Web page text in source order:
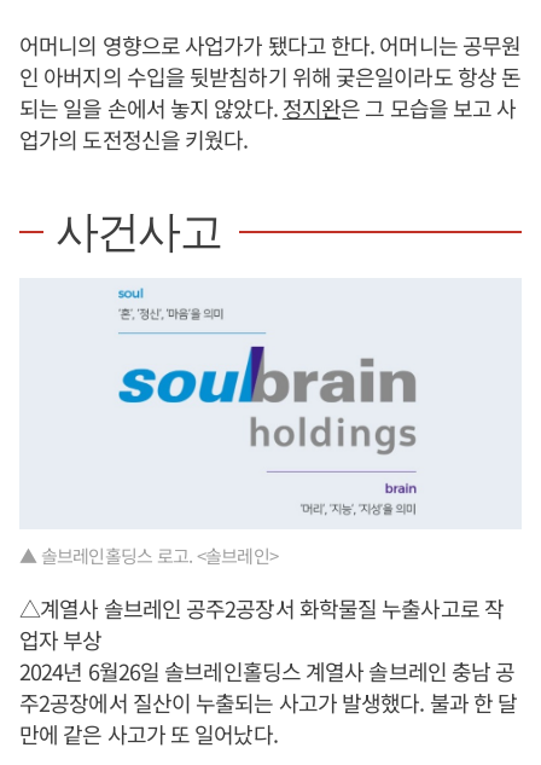
어머니의 영향으로 사업가가 됐다고 한다. 어머니는 공무원
인 아버지의 수입을 뒷받침하기 위해 궂은일이라도 항상 돈
되는 일을 손에서 놓지 않았다.정지완은 그 모습을 보고 사
업가의 도전정신을 키웠다.
사건사고
▲ 솔브레인홀딩스 로고. <솔브레인>
△계열사 솔브레인 공주2공장서 화학물질 누출사고로 작
업자 부상
2024년 6월26일 솔브레인홀딩스 계열사 솔브레인 충남 공
주2공장에서 질산이 누출되는 사고가 발생했다. 불과 한 달
만에 같은 사고가 또 일어났다.